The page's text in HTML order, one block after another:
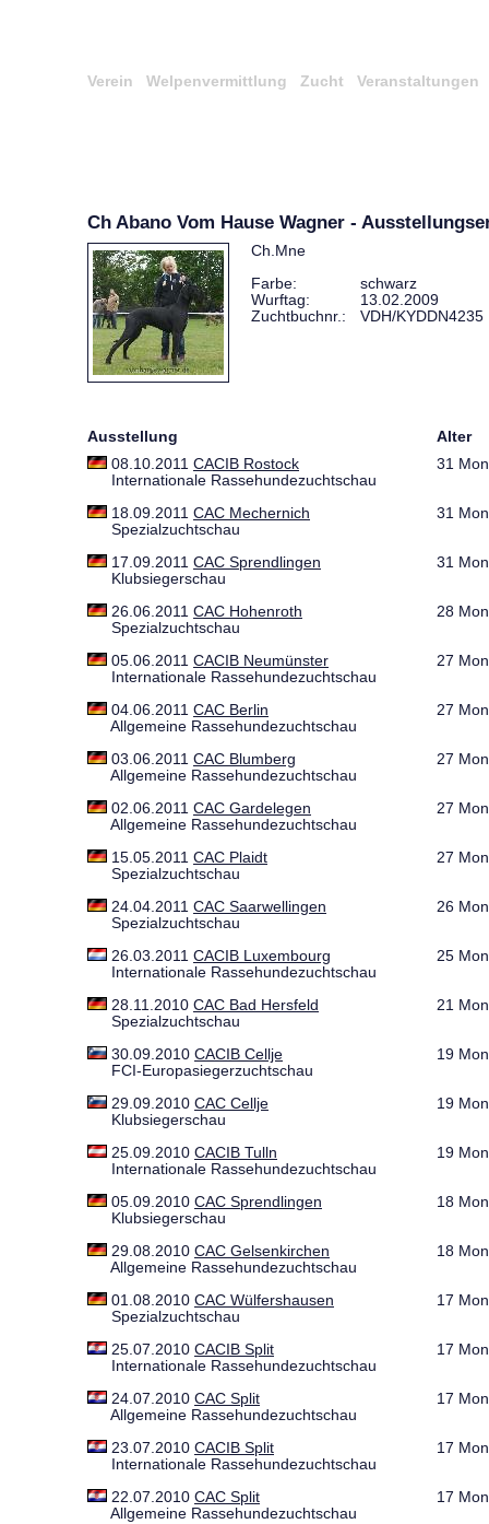
Verein Welpenvermittlung Zucht Veranstaltungen
Ch Abano Vom Hause Wagner -
Ch.Mne
Farbe:
schwarz
Wurftag:
13.02.2009
Zuchtbuchnr.:
VDH/KYDDN4235
Ausstellung
Alter
08.10.2011 CACIB Rostock
Internationale Rassehundezuchtschau
31
18.09.2011 CAC Mechernich
Spezialzuchtschau
31
17.09.2011 CAC Sprendlingen
Klubsiegerschau
31
26.06.2011 CAC Hohenroth
Spezialzuchtschau
28
05.06.2011 CACIB Neumünster
Internationale Rassehundezuchtschau
27
04.06.2011 CAC Berlin
Allgemeine Rassehundezuchtschau
27
03.06.2011 CAC Blumberg
Allgemeine Rassehundezuchtschau
27
02.06.2011 CAC Gardelegen
Allgemeine Rassehundezuchtschau
27
15.05.2011 CAC Plaidt
Spezialzuchtschau
27
24.04.2011 CAC Saarwellingen
Spezialzuchtschau
26
26.03.2011 CACIB Luxembourg
Internationale Rassehundezuchtschau
25
28.11.2010 CAC Bad Hersfeld
Spezialzuchtschau
21
30.09.2010 CACIB Cellje
FCI-Europasiegerzuchtschau
19
29.09.2010 CAC Cellje
Klubsiegerschau
19
25.09.2010 CACIB Tulln
Internationale Rassehundezuchtschau
19
05.09.2010 CAC Sprendlingen
Klubsiegerschau
18
29.08.2010 CAC Gelsenkirchen
Allgemeine Rassehundezuchtschau
18
01.08.2010 CAC Wülfershausen
Spezialzuchtschau
17
25.07.2010 CACIB Split
Internationale Rassehundezuchtschau
17
24.07.2010 CAC Split
Allgemeine Rassehundezuchtschau
17
23.07.2010 CACIB Split
Internationale Rassehundezuchtschau
17
22.07.2010 CAC Split
Allgemeine Rassehundezuchtschau
17